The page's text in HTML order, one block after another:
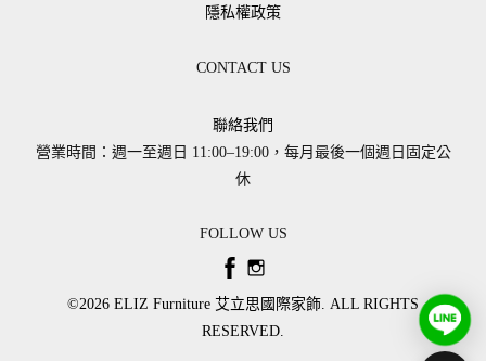
隱私權政策
CONTACT US
聯絡我們
營業時間：週一至週日 11:00–19:00，每月最後一個週日固定公
休
FOLLOW US
©2026 ​ELIZ Furniture 艾立思國際家飾. ALL RIGHTS
RESERVED.